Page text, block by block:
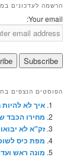
הרשמה לעדכונים
Your email:
הפוסטים הנצפים
איך לא
מחירו הכבד
זק"א לא יבואו
מפת כיס
מונה ראש